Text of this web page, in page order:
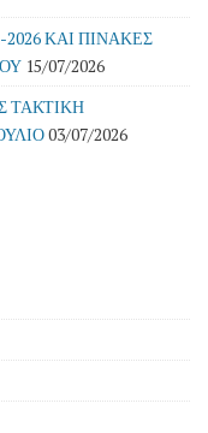
ΚΑΙ ΠΙΝΑΚΕΣ
15/07/2026
ΤΑΚΤΙΚΗ
03/07/2026